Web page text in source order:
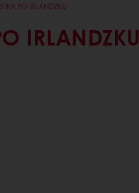
PO IRLANDZKU
IRLANDZKU